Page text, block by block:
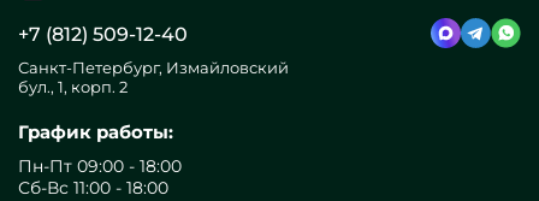
+7 (812) 509-12-40
Санкт-Петербург, Измайловский
бул., 1, корп. 2
График работы:
Пн-Пт 09:00 - 18:00
Сб-Вс 11:00 - 18:00